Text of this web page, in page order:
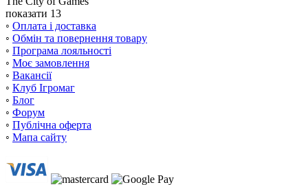
показати 13
◦ Оплата і доставка
◦ Обмін та повернення товару
◦ Програма лояльності
◦ Моє замовлення
◦ Вакансії
◦ Клуб Ігромаг
◦ Блог
◦ Форум
◦ Публічна оферта
◦ Мапа сайту